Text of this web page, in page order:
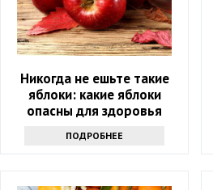
Никогда не ешьте такие
яблоки: какие яблоки
опасны для здоровья
ПОДРОБНЕЕ